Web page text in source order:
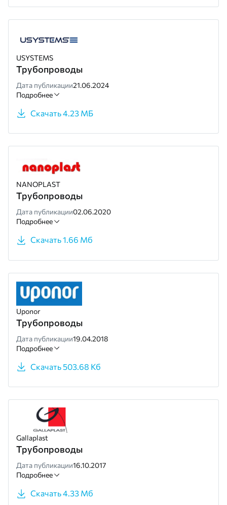
USYSTEMS
Трубопроводы
Дата публикации21.06.2024
Подробнее
Скачать 4.23 МБ
NANOPLAST
Трубопроводы
Дата публикации02.06.2020
Подробнее
Скачать 1.66 Мб
Uponor
Трубопроводы
Дата публикации19.04.2018
Подробнее
Скачать 503.68 Кб
Gallaplast
Трубопроводы
Дата публикации16.10.2017
Подробнее
Скачать 4.33 Мб